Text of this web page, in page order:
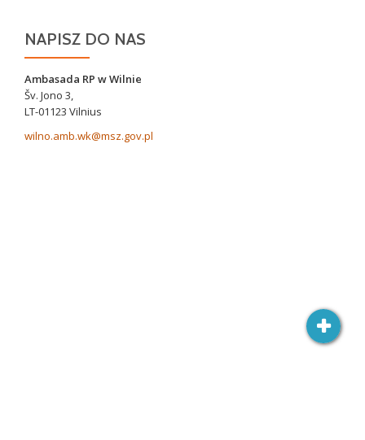
NAPISZ DO NAS
Ambasada RP w Wilnie
Šv. Jono 3,
LT-01123 Vilnius
wilno.amb.wk@msz.gov.pl